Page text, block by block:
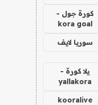
كورة جول -
kora goal
سوريا لايف
يلا كورة -
yallakora
kooralive